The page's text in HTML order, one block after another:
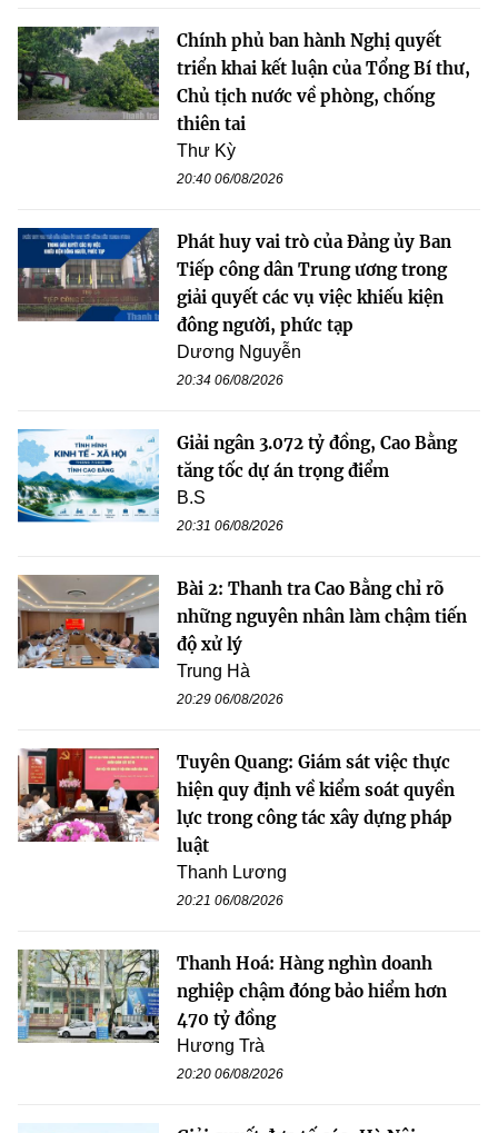
Chính phủ ban hành Nghị quyết
triển khai kết luận của Tổng Bí thư,
Chủ tịch nước về phòng, chống
thiên tai
Thư Kỳ
20:40 06/08/2026
Phát huy vai trò của Đảng ủy Ban
Tiếp công dân Trung ương trong
giải quyết các vụ việc khiếu kiện
đông người, phức tạp
Dương Nguyễn
20:34 06/08/2026
Giải ngân 3.072 tỷ đồng, Cao Bằng
tăng tốc dự án trọng điểm
B.S
20:31 06/08/2026
Bài 2: Thanh tra Cao Bằng chỉ rõ
những nguyên nhân làm chậm tiến
độ xử lý
Trung Hà
20:29 06/08/2026
Tuyên Quang: Giám sát việc thực
hiện quy định về kiểm soát quyền
lực trong công tác xây dựng pháp
luật
Thanh Lương
20:21 06/08/2026
Thanh Hoá: Hàng nghìn doanh
nghiệp chậm đóng bảo hiểm hơn
470 tỷ đồng
Hương Trà
20:20 06/08/2026